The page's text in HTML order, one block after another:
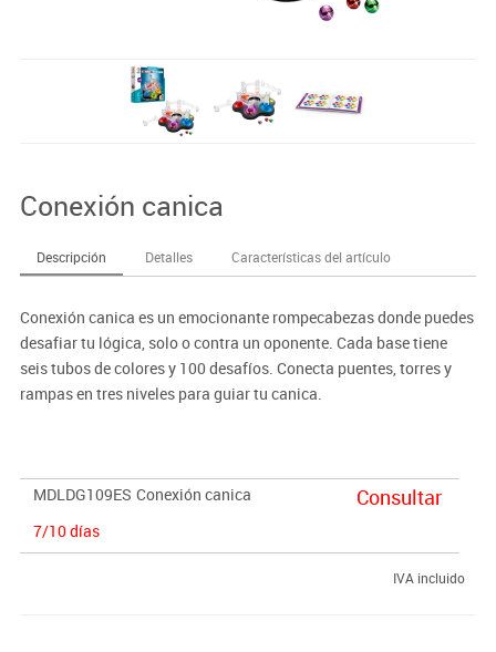
Conexión canica
Descripción Detalles Características del artículo
Conexión canica es un emocionante rompecabezas donde puedes
desafiar tu lógica, solo o contra un oponente. Cada base tiene
seis tubos de colores y 100 desafíos. Conecta puentes, torres y
rampas en tres niveles para guiar tu canica.
MDLDG109ES Conexión canica
7/10 días
Consultar
IVA incluido